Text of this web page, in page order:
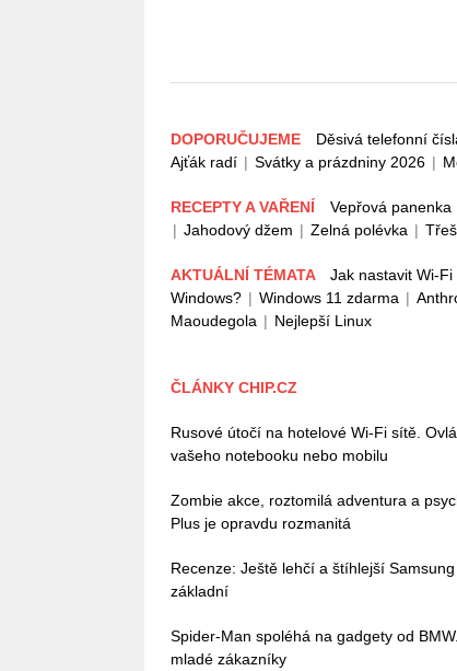
DOPORUČUJEME Děsivá telefonní
Ajťák radí | Svátky a prázdniny 2026 |
RECEPTY A VAŘENÍ Vepřová panenka
| Jahodový džem | Zelná polévka |
AKTUÁLNÍ TÉMATA Jak nastavit Wi-Fi
Windows? | Windows 11 zdarma |
Maoudegola | Nejlepší Linux
ČLÁNKY CHIP.CZ
Rusové útočí na hotelové Wi-Fi sítě.
vašeho notebooku nebo mobilu
Zombie akce, roztomilá adventura a
Plus je opravdu rozmanitá
Recenze: Ještě lehčí a štíhlejší
základní
Spider-Man spoléhá na gadgety od
mladé zákazníky